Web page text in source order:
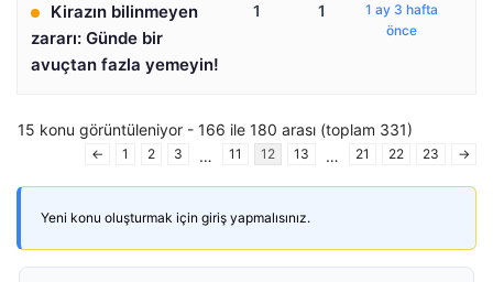
Kirazın bilinmeyen
zararı: Günde bir
avuçtan fazla yemeyin!
1 1
1 ay 3 hafta
önce
15 konu görüntüleniyor - 166 ile 180 arası (toplam 331)
← 1 2 3 … 11 12 13 … 21 22 23 →
Yeni konu oluşturmak için giriş yapmalısınız.